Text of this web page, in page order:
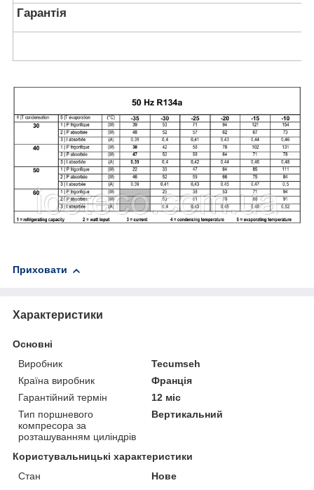
Гарантія
Приховати
Характеристики
Основні
Виробник
Tecumseh
Країна виробник
Франція
Гарантійний термін
12 міс
Тип поршневого
компресора за
розташуванням циліндрів
Вертикальний
Користувальницькі характеристики
Стан
Нове